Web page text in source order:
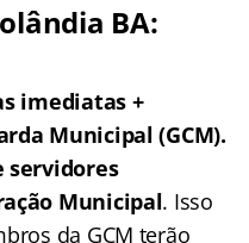
BA:
imediatas +
Municipal (GCM).
servidores
Municipal. Isso
da GCM terão